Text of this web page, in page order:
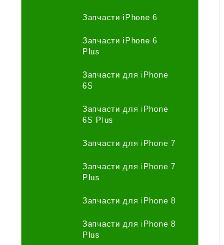
Запчасти iPhone 6
Запчасти iPhone 6
Plus
Запчасти для iPhone
6S
Запчасти для iPhone
6S Plus
Запчасти для iPhone 7
Запчасти для iPhone 7
Plus
Запчасти для iPhone 8
Запчасти для iPhone 8
Plus